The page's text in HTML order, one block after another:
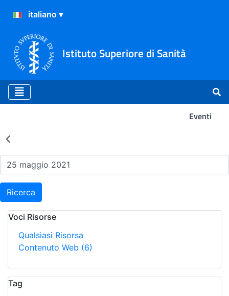
Istituto Superiore di Sanità
Eventi
Risultati della Ricerca -
Ricerca
Voci Risorse
Qualsiasi Risorsa
Contenuto Web (6)
Tag